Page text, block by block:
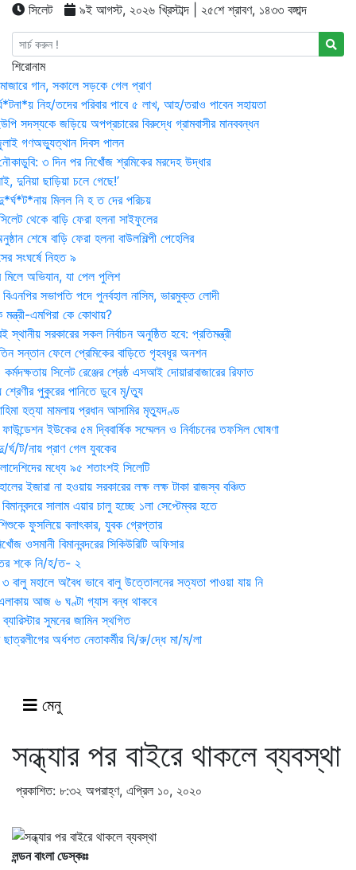
সিলেট ৯ই আগস্ট, ২০২৬ খ্রিস্টাব্দ | ২৫শে শ্রাবণ, ১৪৩৩ বঙ্গাব্দ
শিরোনাম
গান, সকালে সড়কে গেল প্রাণ
নিহ/তদের পরিবার পাবে ৫ লাখ, আহ/তরাও পাবেন সহায়তা
সদস্যকে জড়িয়ে অপপ্রচারের বিরুদ্ধে গ্রামবাসীর মানববন্ধন
গণঅভ্যুত্থান দিবস পালন
৩ দিন পর নিখোঁজ শ্রমিকের মরদেহ উদ্ধার
দুনিয়া ছাড়িয়া চলে গেছে!’
মিলল নি হ ত দের পরিচয়
থেকে বাড়ি ফেরা হলনা সাইফুলের
শেষে বাড়ি ফেরা হলনা বাউলশিল্পী পেহেলির
সংঘর্ষে নিহত ৯
মিলে অভিযান, যা পেল পুলিশ
সভাপতি পদে পুনর্বহাল নাসিম, ভারমুক্ত লোদী
মন্ত্রী-এমপিরা কে কোথায়?
সরকারের সকল নির্বাচন অনুষ্ঠিত হবে: প্রতিমন্ত্রী
সন্তান ফেলে প্রেমিকের বাড়িতে গৃহবধূর অনশন
সিলেট রেঞ্জের শ্রেষ্ঠ এসআই দোয়ারাবাজারের রিফাত
শ্রেণীর পুকুরের পানিতে ডুবে মৃ/ত্যু
হত্যা মামলায় প্রধান আসামির মৃত্যুদণ্ড
ইউকের ৫ম দ্বিবার্ষিক সম্মেলন ও নির্বাচনের তফসিল ঘোষণা
ট/নায় প্রাণ গেল যুবকের
মধ্যে ৯৫ শতাংশই সিলেটি
ইজারা না হওয়ায় সরকারের লক্ষ লক্ষ টাকা রাজস্ব বঞ্চিত
সালাম এয়ার চালু হচ্ছে ১লা সেপ্টেম্বর হতে
ফুসলিয়ে বলাৎকার, যুবক গ্রেপ্তার
ওসমানী বিমানবন্দরের সিকিউরিটি অফিসার
শকে নি/হ/ত- ২
বালু মহালে অবৈধ ভাবে বালু উত্তোলনের সত্যতা পাওয়া যায় নি
আজ ৬ ঘণ্টা গ্যাস বন্ধ থাকবে
সুমনের জামিন স্থগিত
ছাত্রলীগের অর্ধশত নেতাকর্মীর বি/রু/দ্ধে মা/ম/লা
মেনু
সন্ধ্যার পর বাইরে থাকলে ব্যবস্থা
প্রকাশিত: ৮:৩২ অপরাহ্ণ, এপ্রিল ১০, ২০২০
লন্ডন বাংলা ডেস্কঃঃ